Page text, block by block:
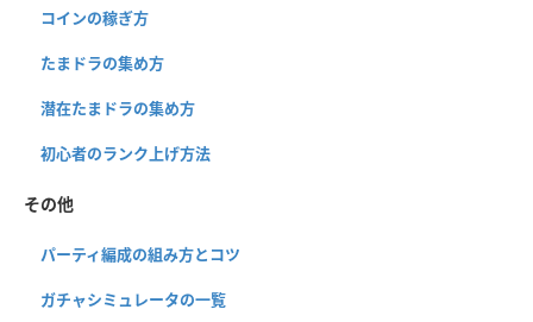
コインの稼ぎ方
たまドラの集め方
潜在たまドラの集め方
初心者のランク上げ方法
その他
パーティ編成の組み方とコツ
ガチャシミュレータの一覧